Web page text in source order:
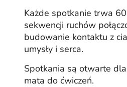
Każde spotkanie trwa
sekwencji ruchów
budowanie kontaktu z
umysły i serca.
Spotkania są otwarte
mata do ćwiczeń.